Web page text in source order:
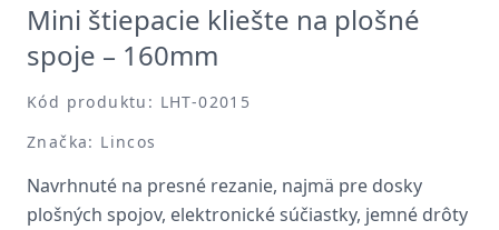
Mini štiepacie kliešte na plošné
spoje – 160mm
Kód produktu: LHT-02015
Značka: Lincos
Navrhnuté na presné rezanie, najmä pre dosky
plošných spojov, elektronické súčiastky, jemné drôty